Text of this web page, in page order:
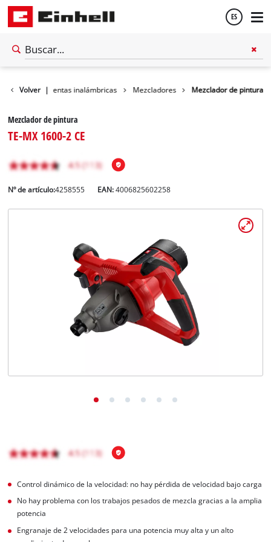
ES
Volver |
Herramientas inalámbricas Mezcladores Mezclador de pintura
Mezclador de pintura
TE-MX 1600-2 CE
Nº de artículo:4258555 EAN:4006825602258
Control dinámico de la velocidad: no hay pérdida de velocidad bajo carga
No hay problema con los trabajos pesados de mezcla gracias a la amplia
potencia
Engranaje de 2 velocidades para una potencia muy alta y un alto